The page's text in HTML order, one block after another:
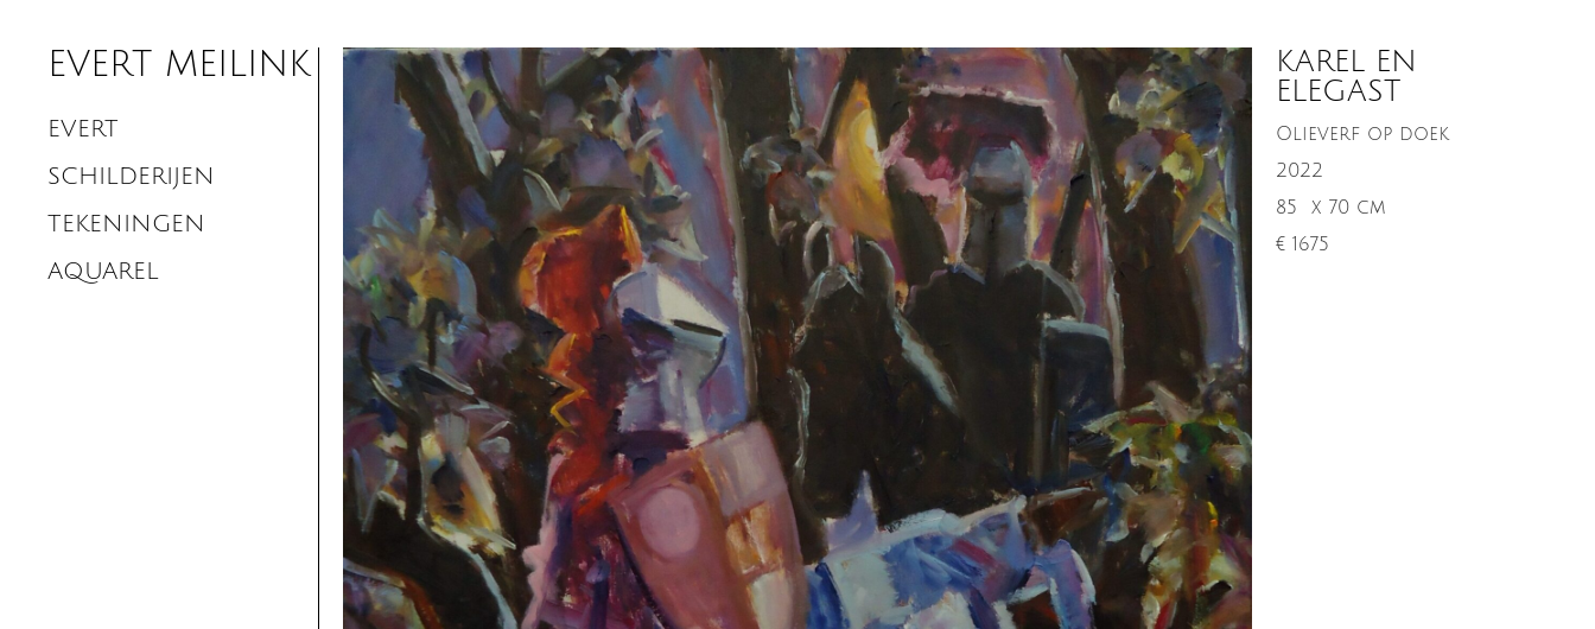
EVERT MEILINK
EVERT
SCHILDERIJEN
TEKENINGEN
AQUAREL
KAREL EN
ELEGAST
Olieverf op doek
2022
85 x 70 cm
€ 1675